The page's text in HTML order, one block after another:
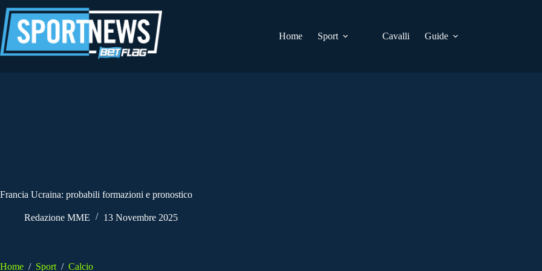
al
contenuto
Home
Sport Cavalli Guide
Francia Ucraina: probabili formazioni e pronostico
Redazione MME 13 Novembre 2025
Home / Sport / Calcio